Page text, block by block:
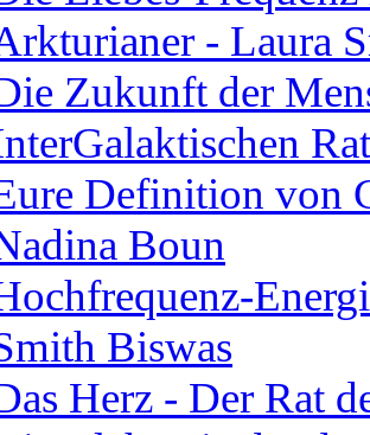
- Laura
Zukunft der
Definition von
Boun
Biswas
Herz - Der Rat